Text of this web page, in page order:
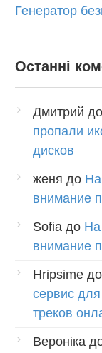
Генератор
Останні
Дмитрий до
пропали
дисков
женя до
внимание
Sofia до На
внимание
Hripsime до
сервис
треков
Вероніка